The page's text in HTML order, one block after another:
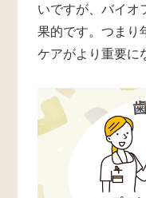
いですが、バイオ
果的です。つまり
ケアがより重要に